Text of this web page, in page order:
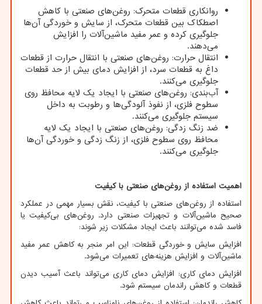
روانکاری قطعات متحرک: روغن‌های صنعتی با کاهش
اصطکاک بین قطعات متحرک، از سایش و خوردگی آن‌ها
جلوگیری کرده و عمر مفید ماشین‌آلات را افزایش
می‌دهند.
انتقال حرارت: روغن‌های صنعتی با انتقال حرارت از قطعات
داغ به قطعات سرد، از افزایش دمای بیش از حد قطعات
جلوگیری می‌کنند.
آب‌بندی: روغن‌های صنعتی با ایجاد یک لایه محافظ روی
سطوح فلزی، از نفوذ آلودگی‌ها و رطوبت به داخل
سیستم جلوگیری می‌کنند.
ضد زنگ زدگی: روغن‌های صنعتی با ایجاد یک لایه
محافظ روی سطوح فلزی، از زنگ زدگی و خوردگی آن‌ها
جلوگیری می‌کنند.
اهمیت استفاده از روغن‌های صنعتی با کیفیت
استفاده از روغن‌های صنعتی با کیفیت، نقش بسیار مهمی در عملکرد
صحیح ماشین‌آلات و تجهیزات صنعتی دارد. روغن‌های بی‌کیفیت یا
فاسد شده می‌توانند باعث ایجاد مشکلات زیر شوند:
افزایش سایش و خوردگی قطعات: این امر منجر به کاهش عمر مفید
ماشین‌آلات و افزایش هزینه‌های تعمیرات می‌شود.
افزایش دمای کاری: افزایش دمای کاری می‌تواند باعث آسیب دیدن
قطعات و کاهش راندمان سیستم شود.